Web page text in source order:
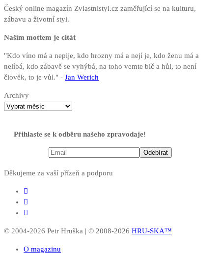
Český online magazín Zvlastnistyl.cz zaměřující se na kulturu,
zábavu a životní styl.
Naším mottem je citát
"Kdo víno má a nepije, kdo hrozny má a nejí je, kdo ženu má a
nelíbá, kdo zábavě se vyhýbá, na toho vemte bič a hůl, to není
člověk, to je vůl." - Jan Werich
Archivy
Přihlaste se k odběru našeho zpravodaje!
Děkujeme za vaší přízeň a podporu
© 2004-2026 Petr Hruška | © 2008-2026 HRU-SKA™
O magazinu